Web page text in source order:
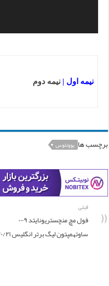
نیمه اول | نیمه دوم
برچسب ها یوونتوس
قبلی
فول مچ منچستریونایتد ۹-۰
ساوتهمپتون لیگ برتر انگلیس ۲۰۲۰/۲۱